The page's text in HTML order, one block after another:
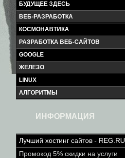
БУДУЩЕЕ ЗДЕСЬ
ВЕБ-РАЗРАБОТКА
КОСМОНАВТИКА
РАЗРАБОТКА ВЕБ-САЙТОВ
GOOGLE
ЖЕЛЕЗО
LINUX
АЛГОРИТМЫ
ИНФОРМАЦИЯ
Лучший хостинг сайтов - REG.RU
Промокод 5% скидки на услуги